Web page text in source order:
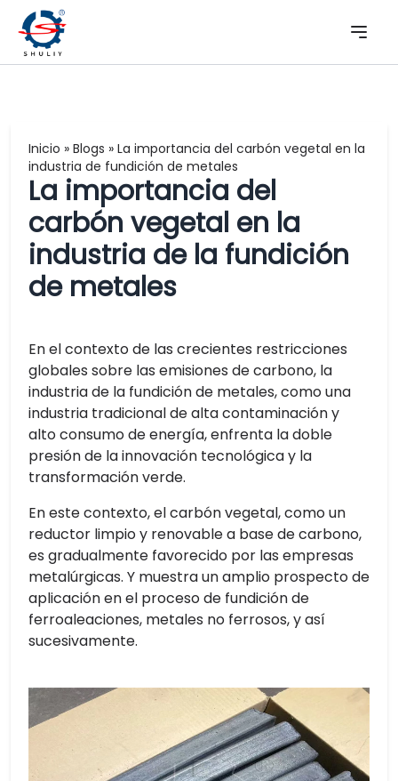
Inicio » Blogs » La importancia del carbón vegetal en la
industria de fundición de metales
La importancia del
carbón vegetal en la
industria de la fundición
de metales
En el contexto de las crecientes restricciones
globales sobre las emisiones de carbono, la
industria de la fundición de metales, como una
industria tradicional de alta contaminación y
alto consumo de energía, enfrenta la doble
presión de la innovación tecnológica y la
transformación verde.
En este contexto, el carbón vegetal, como un
reductor limpio y renovable a base de carbono,
es gradualmente favorecido por las empresas
metalúrgicas. Y muestra un amplio prospecto de
aplicación en el proceso de fundición de
ferroaleaciones, metales no ferrosos, y así
sucesivamente.